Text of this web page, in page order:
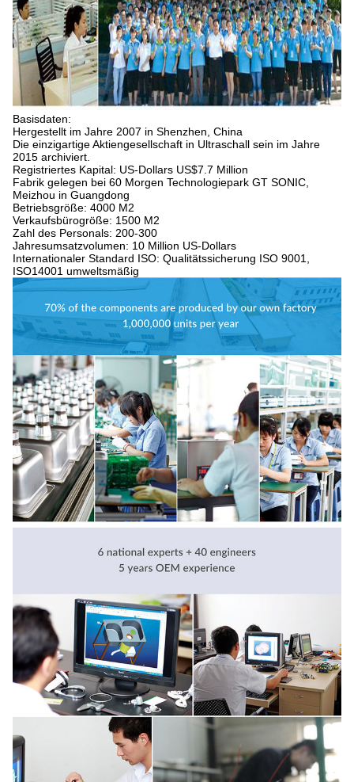
Basisdaten:
Hergestellt im Jahre 2007 in Shenzhen, China
Die einzigartige Aktiengesellschaft in Ultraschall sein im Jahre
2015 archiviert.
Registriertes Kapital: US-Dollars US$7.7 Million
Fabrik gelegen bei 60 Morgen Technologiepark GT SONIC,
Meizhou in Guangdong
Betriebsgröße: 4000 M2
Verkaufsbürogröße: 1500 M2
Zahl des Personals: 200-300
Jahresumsatzvolumen: 10 Million US-Dollars
Internationaler Standard ISO: Qualitätssicherung ISO 9001,
ISO14001 umweltsmäßig